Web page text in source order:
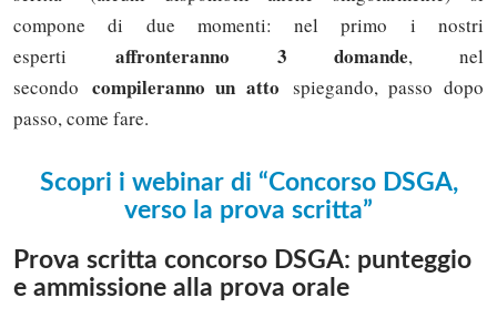
compone di due momenti: nel primo i nostri
espertiaffronteranno 3 domande, nel
secondo compileranno un atto spiegando, passo dopo
passo, come fare.
Scopri i webinar di “Concorso DSGA,
verso la prova scritta”
Prova scritta concorso DSGA: punteggio
e ammissione alla prova orale